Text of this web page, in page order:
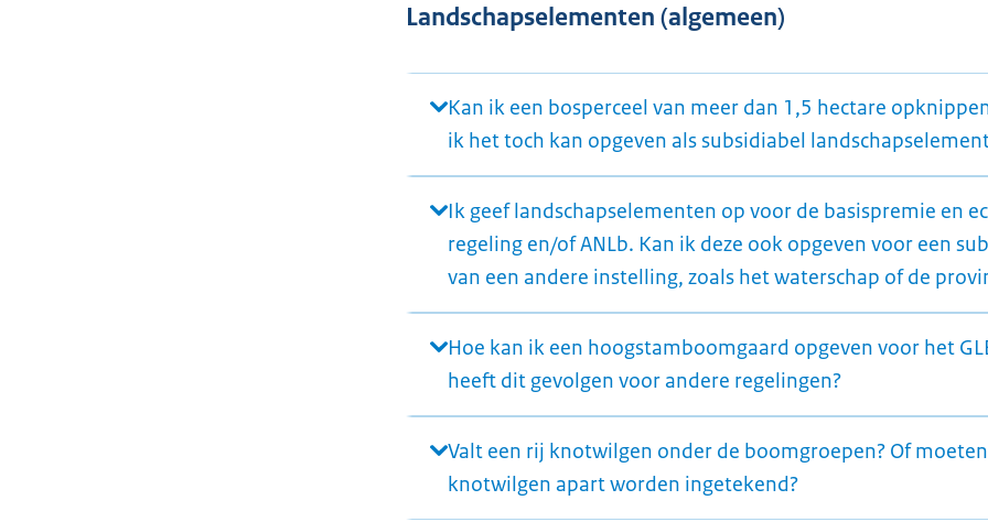
Landschapselementen (algemeen)
Kan ik een bosperceel van meer dan 1,5 hectare
ik het toch kan opgeven als subsidiabel
Ik geef landschapselementen op voor de basispremie en
regeling en/of ANLb. Kan ik deze ook opgeven voor een
van een andere instelling, zoals het waterschap of de
Hoe kan ik een hoogstamboomgaard opgeven voor het
heeft dit gevolgen voor andere regelingen?
Valt een rij knotwilgen onder de boomgroepen? Of
knotwilgen apart worden ingetekend?